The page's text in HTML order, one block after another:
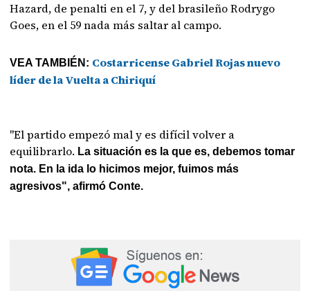
Hazard, de penalti en el 7, y del brasileño Rodrygo
Goes, en el 59 nada más saltar al campo.
VEA TAMBIÉN: Costarricense Gabriel Rojas nuevo
líder de la Vuelta a Chiriquí
"El partido empezó mal y es difícil volver a
equilibrarlo. La situación es la que es, debemos tomar
nota. En la ida lo hicimos mejor, fuimos más
agresivos", afirmó Conte.